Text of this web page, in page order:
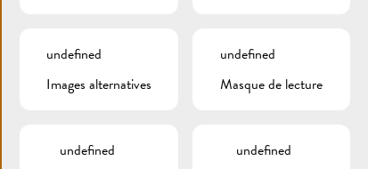
publications
commentaires
WordPress-FR
undefined
Images alternatives
undefined
Masque de lecture
undefined
undefined